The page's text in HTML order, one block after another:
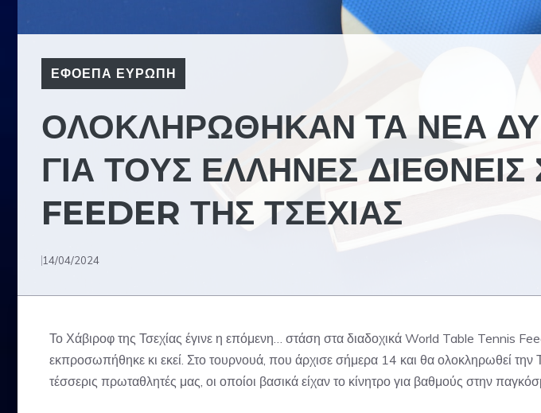
ΕΦΟΕΠΑ ΕΥΡΩΠΗ
ΟΛΟΚΛΗΡΩΘΗΚΑΝ ΤΑ ΝΕΑ
ΓΙΑ ΤΟΥΣ ΕΛΛΗΝΕΣ ΔΙΕΘΝΕΙΣ
FEEDER ΤΗΣ ΤΣΕΧΙΑΣ
14/04/2024
Το Χάβιροφ της Τσεχίας έγινε η επόμενη… στάση στα διαδοχικά World Table Tennis
εκπροσωπήθηκε κι εκεί. Στο τουρνουά, που άρχισε σήμερα 14 και θα ολοκληρωθεί την
τέσσερις πρωταθλητές μας, οι οποίοι βασικά είχαν το κίνητρο για βαθμούς στην